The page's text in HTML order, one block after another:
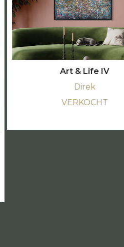
Art & Life IV
Direk
VERKOCHT